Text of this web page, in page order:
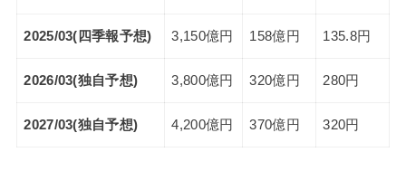
2025/03(四季報予想) 3,150億円 158億円 135.8円
2026/03(独自予想) 3,800億円 320億円 280円
2027/03(独自予想) 4,200億円 370億円 320円